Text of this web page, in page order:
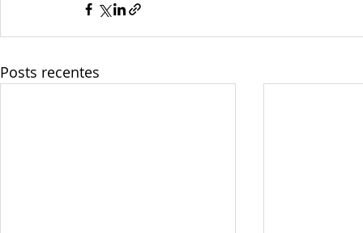
Posts recentes